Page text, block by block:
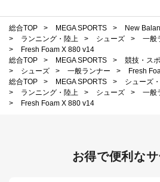
総合TOP > MEGA SPORTS >
New
>
ランニング・陸上 > シューズ >
一般
>
Fresh Foam X 880 v14
総合TOP
> MEGA SPORTS > 競技・ス
>
シューズ > 一般ランナー >
Fresh
総合TOP
> MEGA SPORTS >
シューズ
>
ランニング・陸上 > シューズ >
一般
>
Fresh Foam X 880 v14
お得で便利な